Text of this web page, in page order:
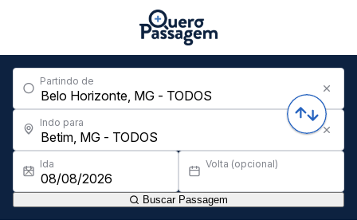
Partindo de
Indo para
Ida Volta (opcional)
Buscar Passagem